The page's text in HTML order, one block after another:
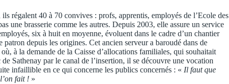
régalent 40 à 70 convives : profs, apprentis, employés de l’Ecole des
une brasserie comme les autres. Depuis 2003, elle assure un service
six à huit en moyenne, évoluent dans le cadre d’un chantier
depuis les origines. Cet ancien serveur a baroudé dans de
à la demande de la Caisse d’allocations familiales, qui souhaitait
Sathenay par le canal de l’insertion, il se découvre une vocation
infaillible en ce qui concerne les publics concernés : « Il faut que
fait ! »